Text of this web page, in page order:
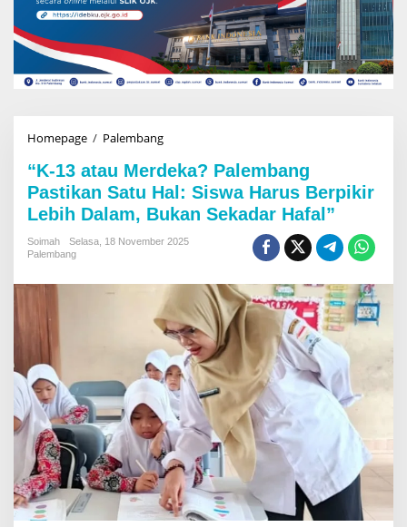
Homepage / Palembang
1
3
a
t
M
e
r
d
e
k
a
?
P
a
l
e
m
b
a
“K-13 atau Merdeka? Palembang
Pastikan Satu Hal: Siswa Harus Berpikir
Lebih Dalam, Bukan Sekadar Hafal”
Soimah
Selasa, 18 November 2025
Palembang